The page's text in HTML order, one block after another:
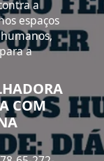
a
espaços
a
COM